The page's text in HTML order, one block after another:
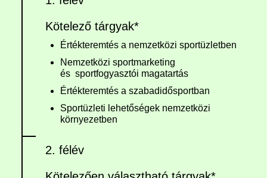
Kötelező tárgyak*
Értékteremtés a nemzetközi sportüzletben
Nemzetközi sportmarketing
és sportfogyasztói magatartás
Értékteremtés a szabadidősportban
Sportüzleti lehetőségek nemzetközi
környezetben
2. félév